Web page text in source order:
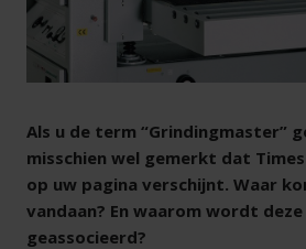
Als u de term “Grindingmaster”
misschien wel gemerkt dat
op uw pagina verschijnt. Waar
vandaan? En waarom wordt
geassocieerd?